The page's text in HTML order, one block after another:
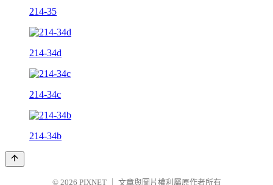
214-35
214-34d
214-34c
214-34b
© 2026 PIXNET 文章與圖片權利屬原作者所有